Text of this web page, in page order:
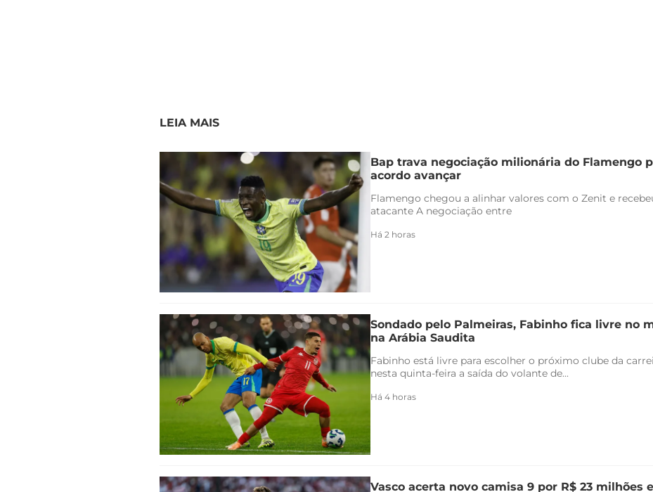
LEIA MAIS
Bap trava negociação milionária do Flamengo
acordo avançar
Flamengo chegou a alinhar valores com o Zenit e
atacante A negociação entre
Há 2 horas
Sondado pelo Palmeiras, Fabinho fica livre no
na Arábia Saudita
Fabinho está livre para escolher o próximo clube da
nesta quinta-feira a saída do volante de...
Há 4 horas
Vasco acerta novo camisa 9 por R$ 23 milhões